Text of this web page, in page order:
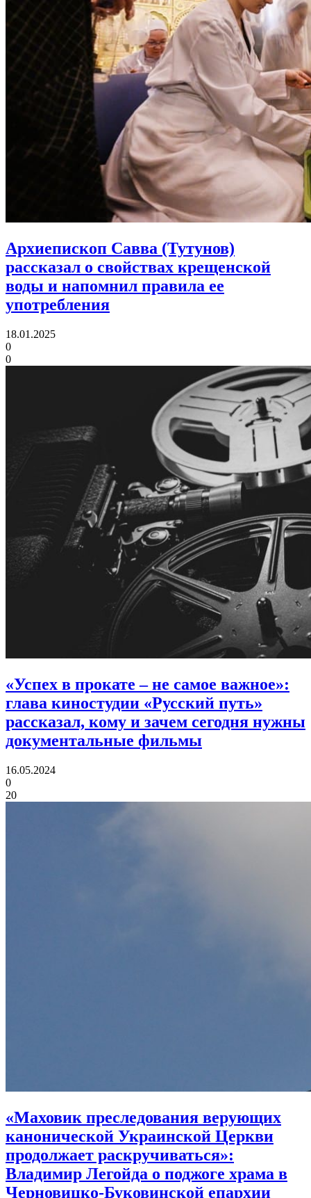
Архиепископ Савва (Тутунов)
рассказал о свойствах крещенской
воды и напомнил правила ее
употребления
18.01.2025
0
0
«Успех в прокате – не самое важное»:
глава киностудии «Русский путь»
рассказал, кому и зачем сегодня нужны
документальные фильмы
16.05.2024
0
20
«Маховик преследования верующих
канонической Украинской Церкви
продолжает раскручиваться»:
Владимир Легойда о поджоге храма в
Черновицко-Буковинской епархии